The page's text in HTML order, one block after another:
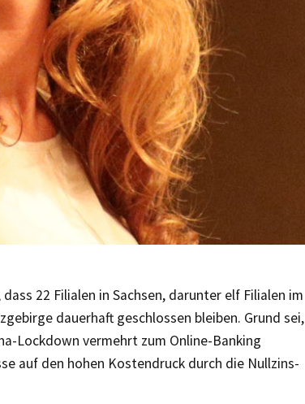
22 Filialen in Sachsen, darunter elf Filialen im
dauerhaft geschlossen bleiben. Grund sei,
Lockdown vermehrt zum Online-Banking
auf den hohen Kostendruck durch die Nullzins-